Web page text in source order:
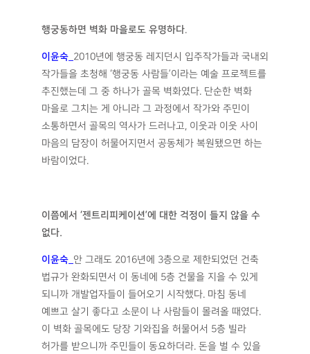
행궁동하면 벽화 마을로도 유명하다.
이윤숙 2010년에 행궁동 레지던시 입주작가들과 국내외
작가들을 초청해 ‘행궁동 사람들’이라는 예술 프로젝트를
추진했는데 그 중 하나가 골목 벽화였다. 단순한 벽화
마을로 그치는 게 아니라 그 과정에서 작가와 주민이
소통하면서 골목의 역사가 드러나고, 이웃과 이웃 사이
마음의 담장이 허물어지면서 공동체가 복원됐으면 하는
바람이었다.
이쯤에서 ‘젠트리피케이션’에 대한 걱정이 들지 않을 수
없다.
이윤숙 안 그래도 2016년에 3층으로 제한되었던 건축
법규가 완화되면서 이 동네에 5층 건물을 지을 수 있게
되니까 개발업자들이 들어오기 시작했다. 마침 동네
예쁘고 살기 좋다고 소문이 나 사람들이 몰려올 때였다.
이 벽화 골목에도 당장 기와집을 허물어서 5층 빌라
허가를 받으니까 주민들이 동요하더라. 돈을 벌 수 있을